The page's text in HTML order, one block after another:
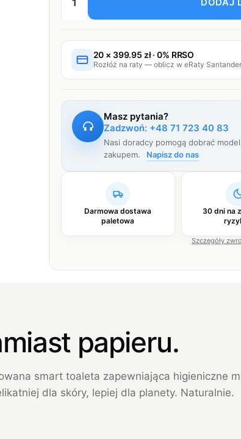
CleanWave
z
dedykowanym
stelażem
20 × 399.95 zł · 0% RRSO
Rozłóż na raty — oblicz w eRaty Santander
Masz pytania?
Zadzwoń: +48 71 723 40 83
Nasi doradcy pomogą dobrać
zakupem.
Napisz do nas
Darmowa dostawa
paletowa
30 dni na
Szczegóły
papieru.
smart toaleta zapewniająca higieniczne
dla skóry, lepiej dla planety. Naturalnie.